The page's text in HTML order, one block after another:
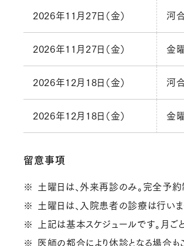
2026年11月27日（金） 河
2026年11月27日（金） 金
2026年12月18日（金） 河
2026年12月18日（金） 金
留意事項
土曜日は、外来再診のみ。完全予約
土曜日は、入院患者の診療は行いま
上記は基本スケジュールです。月ご
医師の都合により休診となる場合も